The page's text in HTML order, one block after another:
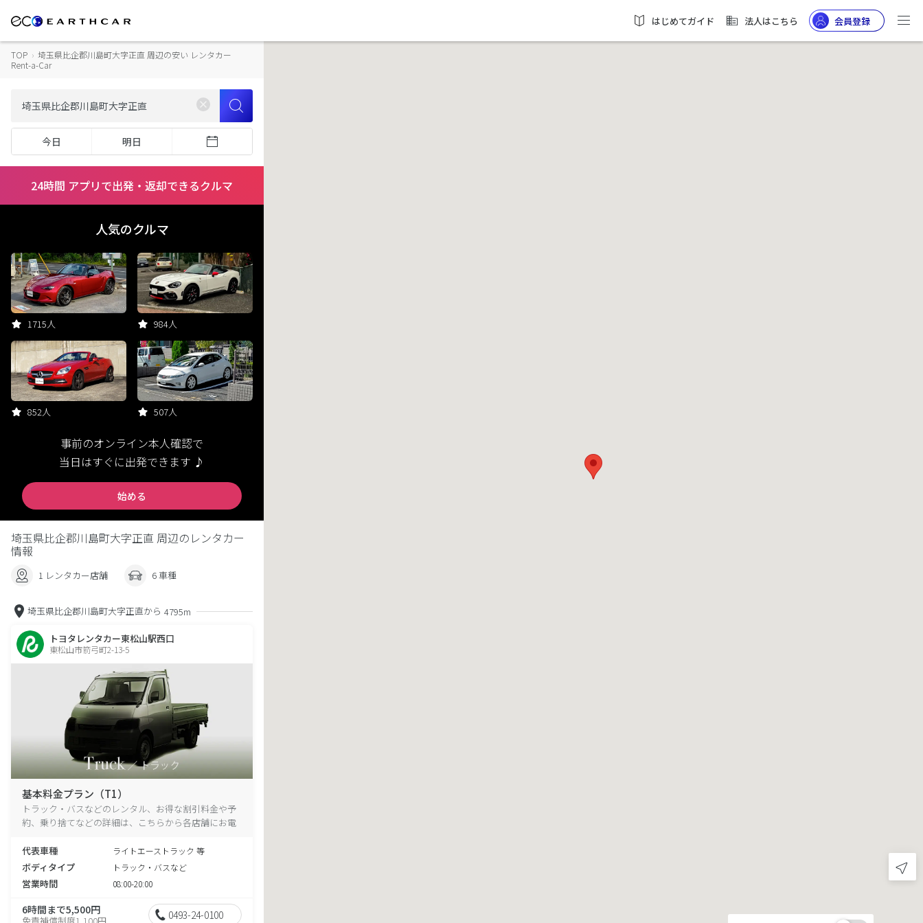
はじめてガイド 法人はこちら 会員登録
TOP › 埼玉県比企郡川島町大字正直 周辺の安い レンタカー
Rent-a-Car
今日 明日
24時間 アプリで出発・返却できるクルマ
人気のクルマ
1715人 984人
852人 507人
事前のオンライン本人確認で
当日はすぐに出発できます ♪
始める
埼玉県比企郡川島町大字正直 周辺のレンタカー
情報
1 レンタカー店舗 6 車種
埼玉県比企郡川島町大字正直から 4795m
トヨタレンタカー東松山駅西口
東松山市箭弓町2-13-5
基本料金プラン（T1）
トラック・バスなどのレンタル、お得な割引料金や予
約、乗り捨てなどの詳細は、こちらから各店舗にお電
代表車種
ライトエーストラック 等
ボディタイプ トラック・バスなど
営業時間 08:00-20:00
6時間まで5,500円
免責補償制度1,100円 0493-24-0100